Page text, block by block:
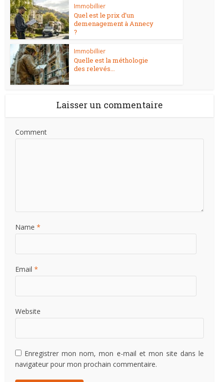
Immobillier
Quel est le prix d’un
demenagement à Annecy
?
Immobillier
Quelle est la méthologie
des relevés...
Laisser un commentaire
Comment
Name *
Email *
Website
Enregistrer mon nom, mon e-mail et mon site dans le
navigateur pour mon prochain commentaire.